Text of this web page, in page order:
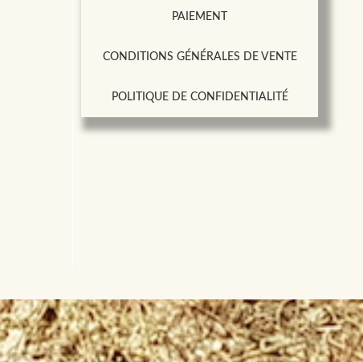
PAIEMENT
CONDITIONS GÉNÉRALES DE VENTE
POLITIQUE DE CONFIDENTIALITÉ